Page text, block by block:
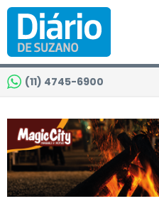
(11) 4745-6900